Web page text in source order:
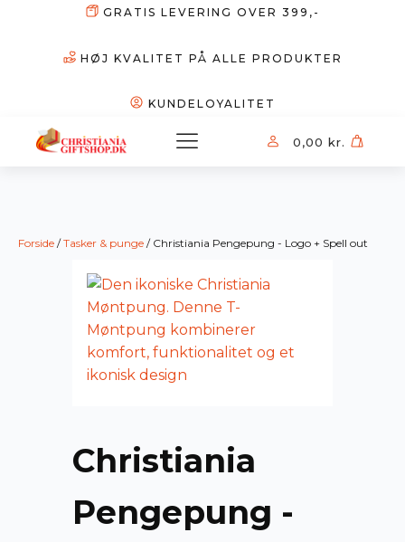
GRATIS LEVERING OVER 399,-
HØJ KVALITET PÅ ALLE PRODUKTER
KUNDELOYALITET
0,00 kr.
Forside /Tasker & punge / Christiania Pengepung - Logo + Spell out
Christiania
Pengepung -